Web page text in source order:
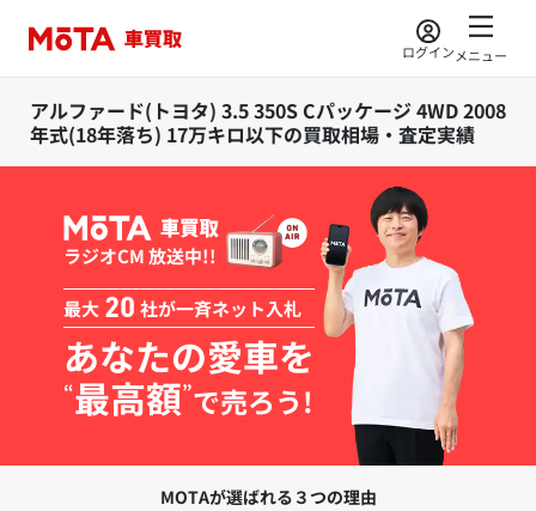
ログインメニュー
アルファード(トヨタ) 3.5 350S Cパッケージ 4WD 2008
年式(18年落ち) 17万キロ以下の買取相場・査定実績
ラジオCM 放送中!!
最大 20 社が一斉ネット入札
あなたの愛車を
“最高額”で売ろう!
MOTAが選ばれる３つの理由